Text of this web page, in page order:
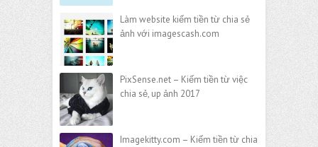
Làm website kiếm tiền từ chia sẻ
ảnh với imagescash.com
PixSense.net – Kiếm tiền từ việc
chia sẻ, up ảnh 2017
Imagekitty.com – Kiếm tiền từ chia